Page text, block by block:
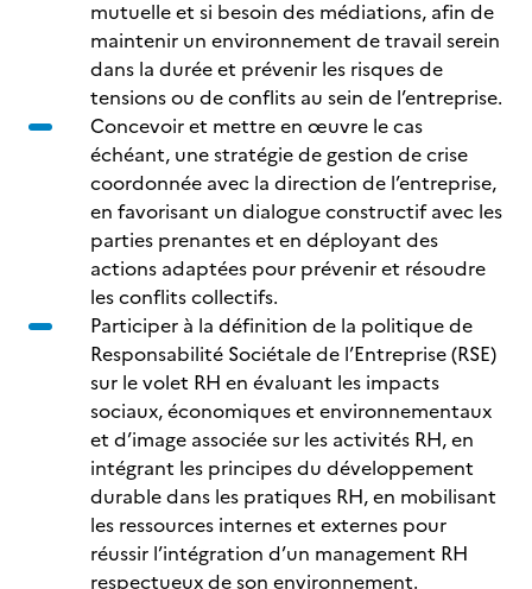
mutuelle et si besoin des médiations, afin de
maintenir un environnement de travail serein
dans la durée et prévenir les risques de
tensions ou de conflits au sein de l’entreprise.
Concevoir et mettre en œuvre le cas
échéant, une stratégie de gestion de crise
coordonnée avec la direction de l’entreprise,
en favorisant un dialogue constructif avec les
parties prenantes et en déployant des
actions adaptées pour prévenir et résoudre
les conflits collectifs.
Participer à la définition de la politique de
Responsabilité Sociétale de l’Entreprise (RSE)
sur le volet RH en évaluant les impacts
sociaux, économiques et environnementaux
et d’image associée sur les activités RH, en
intégrant les principes du développement
durable dans les pratiques RH, en mobilisant
les ressources internes et externes pour
réussir l’intégration d’un management RH
respectueux de son environnement.